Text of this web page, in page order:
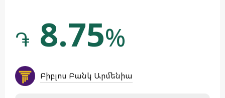
֏ 8.75%
Բիբլոս Բանկ Արմենիա